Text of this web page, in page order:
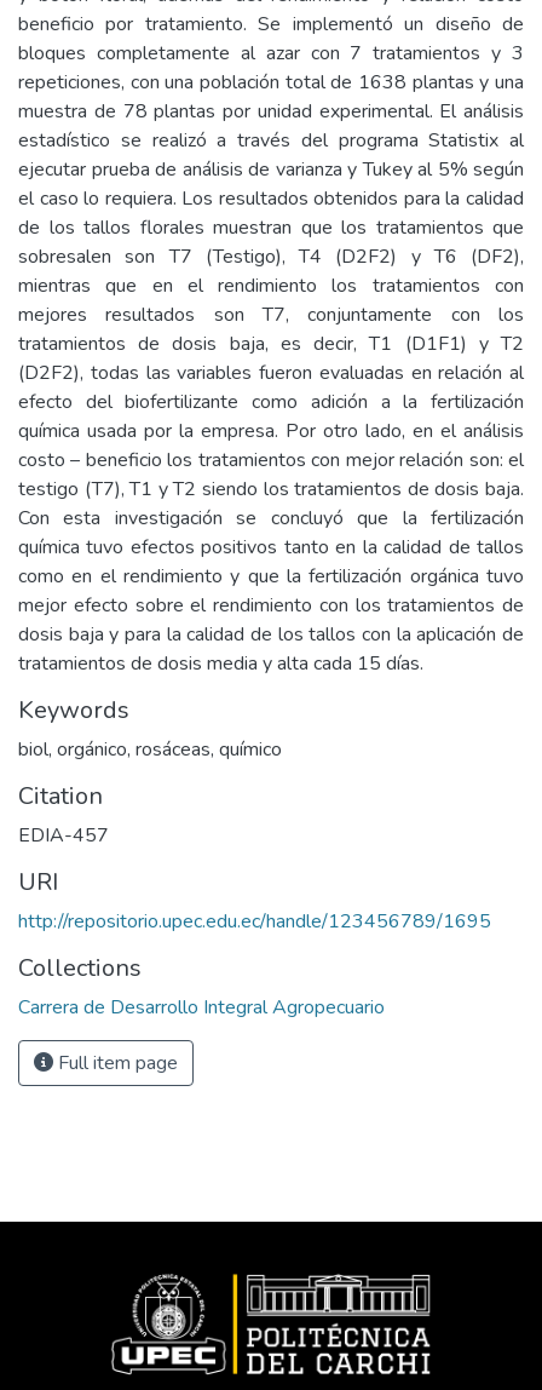
beneficio por tratamiento. Se implementó un diseño de
bloques completamente al azar con 7 tratamientos y 3
repeticiones, con una población total de 1638 plantas y una
muestra de 78 plantas por unidad experimental. El análisis
estadístico se realizó a través del programa Statistix al
ejecutar prueba de análisis de varianza y Tukey al 5% según
el caso lo requiera. Los resultados obtenidos para la calidad
de los tallos florales muestran que los tratamientos que
sobresalen son T7 (Testigo), T4 (D2F2) y T6 (DF2),
mientras que en el rendimiento los tratamientos con
mejores resultados son T7, conjuntamente con los
tratamientos de dosis baja, es decir, T1 (D1F1) y T2
(D2F2), todas las variables fueron evaluadas en relación al
efecto del biofertilizante como adición a la fertilización
química usada por la empresa. Por otro lado, en el análisis
costo – beneficio los tratamientos con mejor relación son: el
testigo (T7), T1 y T2 siendo los tratamientos de dosis baja.
Con esta investigación se concluyó que la fertilización
química tuvo efectos positivos tanto en la calidad de tallos
como en el rendimiento y que la fertilización orgánica tuvo
mejor efecto sobre el rendimiento con los tratamientos de
dosis baja y para la calidad de los tallos con la aplicación de
tratamientos de dosis media y alta cada 15 días.
Keywords
biol, orgánico, rosáceas, químico
Citation
EDIA-457
URI
http://repositorio.upec.edu.ec/handle/123456789/1695
Collections
Carrera de Desarrollo Integral Agropecuario
Full item page